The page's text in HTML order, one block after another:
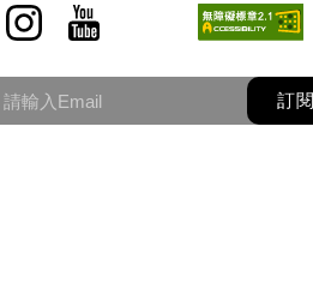
視窗)
窗)開新視窗)
Instagram(另開新視窗)
YouTube(另開新視窗)
訂閱